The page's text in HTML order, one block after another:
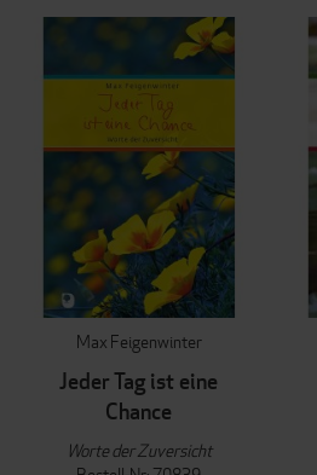
Max Feigenwinter
Jeder Tag ist eine
Chance
Worte der Zuversicht